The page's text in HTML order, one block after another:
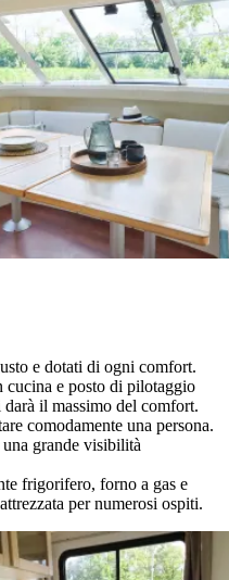
e dotati di ogni comfort.
cucina e posto di pilotaggio
il massimo del comfort.
comodamente una persona.
grande visibilità
frigorifero, forno a gas e
per numerosi ospiti.